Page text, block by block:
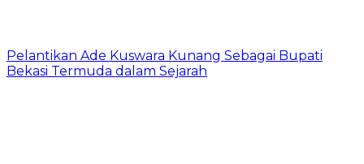
Pelantikan Ade Kuswara Kunang Sebagai Bupati
Bekasi Termuda dalam Sejarah